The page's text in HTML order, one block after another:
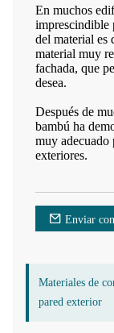
En muchos
imprescindible
del material es
material muy
fachada, que
desea.
Después de
bambú ha
muy adecuado
exteriores.
Enviar
Materiales de
pared exterior